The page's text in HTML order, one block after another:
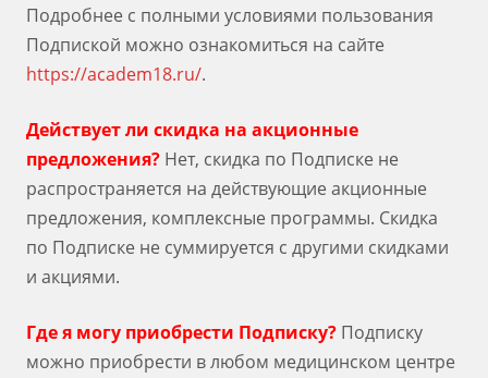
Подробнее с полными условиями пользования
Подпиской можно ознакомиться на сайте
https://academ18.ru/.
Действует ли скидка на акционные
предложения? Нет, скидка по Подписке не
распространяется на действующие акционные
предложения, комплексные программы. Скидка
по Подписке не суммируется с другими скидками
и акциями.
Где я могу приобрести Подписку? Подписку
можно приобрести в любом медицинском центре